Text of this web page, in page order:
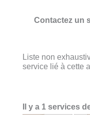
Contactez un
Liste non
service lié à cette
Il y a 1 services